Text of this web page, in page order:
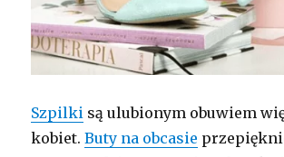
Szpilki są ulubionym obuwiem
kobiet.Buty na obcasie